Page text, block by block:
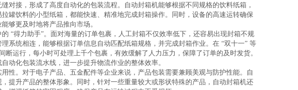
对接，形成了高度自动化的包装流程。自动封箱机能够根据不同规格的饮料纸箱，
罐饮料的小型纸箱，都能快速、精准地完成封箱操作。同时，设备的高速运转确保
够更及时地将产品推向市场。
“得力助手”。面对海量的订单包裹，人工封箱不仅效率低下，还容易出现封箱不规
系统相连，能够根据订单信息自动匹配纸箱规格，并完成封箱作业。在 “双十一” 等
运行，每小时可处理上千个包裹，有效缓解了人力压力，保障了订单的及时发货。
动化包装流水线，进一步提升物流作业的整体效率。
性。对于电子产品、五金配件等企业来说，产品包装需要兼顾美观与防护性能。自
提升产品的整体形象。同时，针对一些重量较大或形状特殊的产品，自动封箱机还